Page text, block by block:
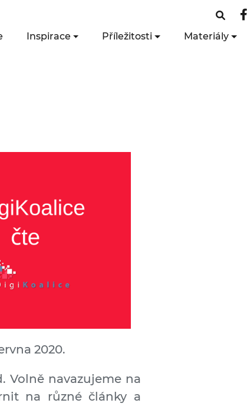
Inspirace Příležitosti Materiály
2020.
Volně navazujeme na
na různé články a